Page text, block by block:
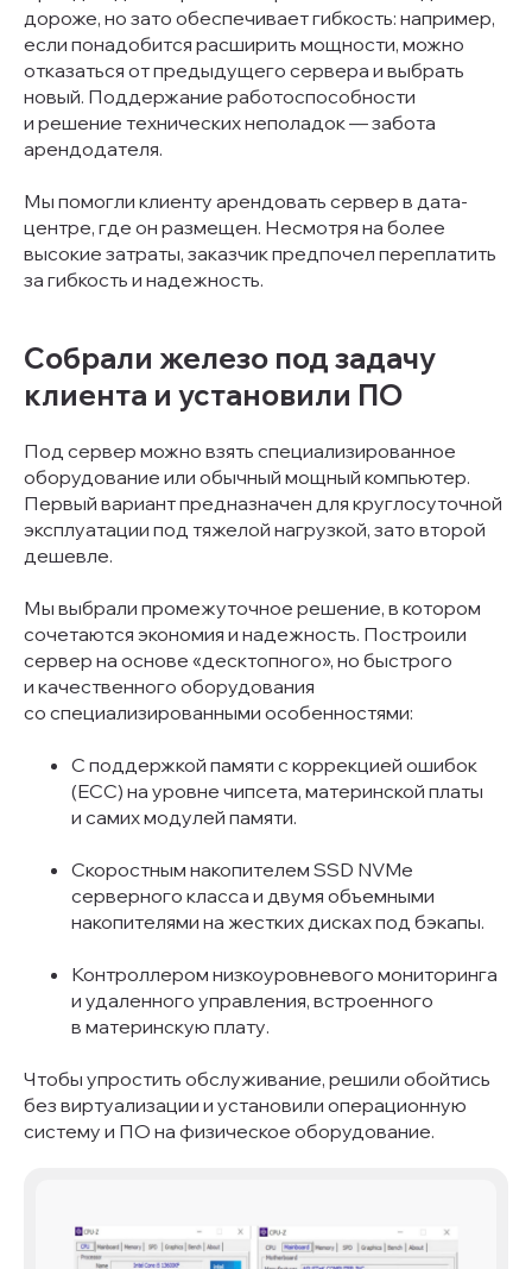
дороже, но зато обеспечивает гибкость: например,
если понадобится расширить мощности, можно
отказаться от предыдущего сервера и выбрать
новый. Поддержание работоспособности
и решение технических неполадок — забота
арендодателя.
Мы помогли клиенту арендовать сервер в дата-
центре, где он размещен. Несмотря на более
высокие затраты, заказчик предпочел переплатить
за гибкость и надежность.
Собрали железо под задачу
клиента и установили ПО
Под сервер можно взять специализированное
оборудование или обычный мощный компьютер.
Первый вариант предназначен для круглосуточной
эксплуатации под тяжелой нагрузкой, зато второй
дешевле.
Мы выбрали промежуточное решение, в котором
сочетаются экономия и надежность. Построили
сервер на основе «десктопного», но быстрого
и качественного оборудования
со специализированными особенностями:
С поддержкой памяти с коррекцией ошибок
(ECC) на уровне чипсета, материнской платы
и самих модулей памяти.
Скоростным накопителем SSD NVMe
серверного класса и двумя объемными
накопителями на жестких дисках под бэкапы.
Контроллером низкоуровневого мониторинга
и удаленного управления, встроенного
в материнскую плату.
Чтобы упростить обслуживание, решили обойтись
без виртуализации и установили операционную
систему и ПО на физическое оборудование.